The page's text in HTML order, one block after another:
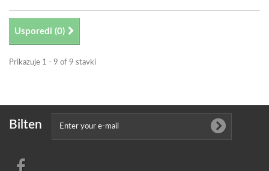
Usporedi (0)
Prikazuje 1 - 9 of 9 stavki
Bilten